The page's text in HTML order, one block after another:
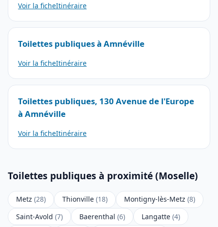
Voir la ficheItinéraire
Toilettes publiques à Amnéville
Voir la ficheItinéraire
Toilettes publiques, 130 Avenue de l'Europe
à Amnéville
Voir la ficheItinéraire
Toilettes publiques à proximité (Moselle)
Metz (28) Thionville (18) Montigny-lès-Metz (8)
Saint-Avold (7) Baerenthal (6) Langatte (4)